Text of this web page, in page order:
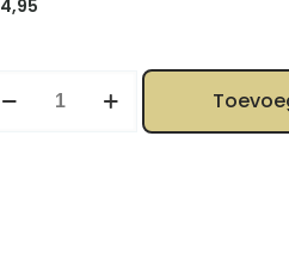
4,95